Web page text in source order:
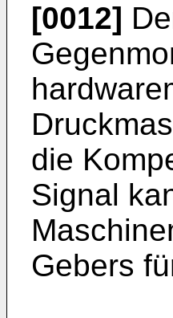
[0012]
die
Signal
Gebers